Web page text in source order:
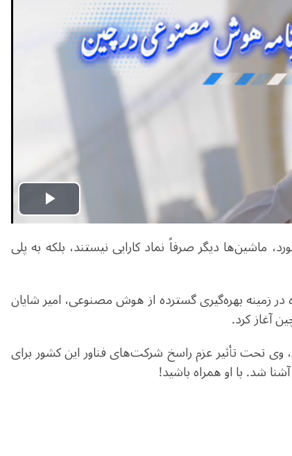
Play
Video
ماشین‌ها دیگر صرفاً نماد کارایی نیستند، بلکه به پلی
زمینه بهره‌گیری گسترده از هوش مصنوعی، امیر شایان
آغاز کرد.
وی تحت تأثیر عزم راسخ شرکت‌های فناور این کشور برای
شد. با او همراه باشید!